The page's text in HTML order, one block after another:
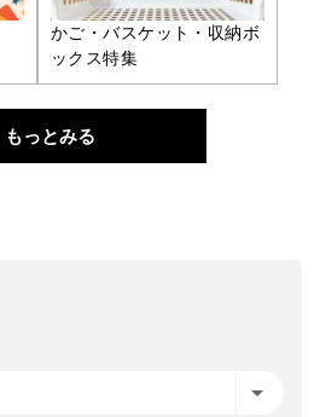
かご・バスケット・収納ボ
ックス特集
もっとみる